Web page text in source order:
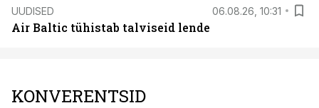
UUDISED 06.08.26, 10:31
Air Baltic tühistab talviseid lende
KONVERENTSID